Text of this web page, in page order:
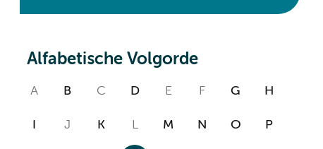
Alfabetische Volgorde
A B C D E F G H
J K L M N O P